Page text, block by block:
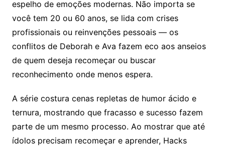
espelho de emoções modernas. Não importa se
você tem 20 ou 60 anos, se lida com crises
profissionais ou reinvenções pessoais — os
conflitos de Deborah e Ava fazem eco aos anseios
de quem deseja recomeçar ou buscar
reconhecimento onde menos espera.
A série costura cenas repletas de humor ácido e
ternura, mostrando que fracasso e sucesso fazem
parte de um mesmo processo. Ao mostrar que até
ídolos precisam recomeçar e aprender, Hacks